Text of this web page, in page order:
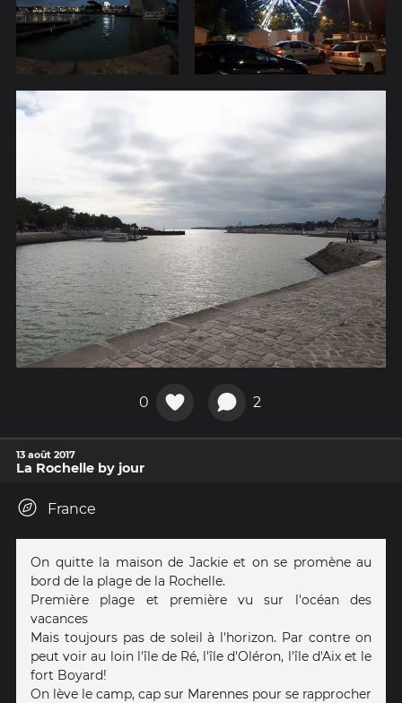
0 2
13 août 2017
La Rochelle by jour
France
On quitte la maison de Jackie et on se promène au
bord de la plage de la Rochelle.
Première plage et première vu sur l'océan des
vacances
Mais toujours pas de soleil à l'horizon. Par contre on
peut voir au loin l'île de Ré, l'île d'Oléron, l'île d'Aix et le
fort Boyard!
On lève le camp, cap sur Marennes pour se rapprocher